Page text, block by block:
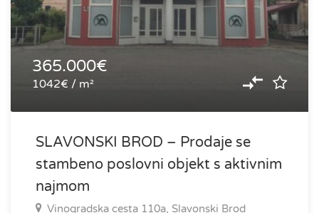
365.000€
1042€ / m²
SLAVONSKI BROD – Prodaje se
stambeno poslovni objekt s aktivnim
najmom
Vinogradska cesta 110a, Slavonski Brod